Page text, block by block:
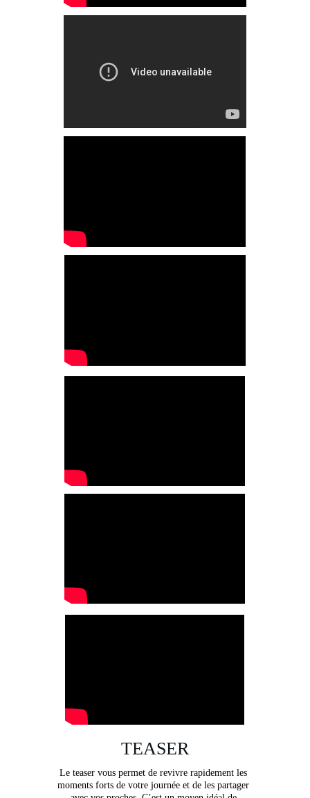
TEASER
Le teaser vous permet de revivre rapidement les
moments forts de votre journée et de les partager